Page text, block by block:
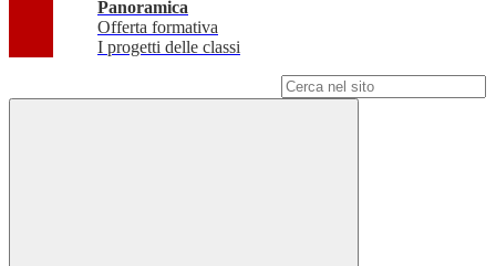
Panoramica
Offerta formativa
I progetti delle classi